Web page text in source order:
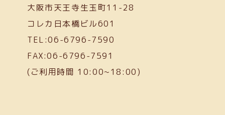
大阪市天王寺生玉町11-28
コレカ日本橋ビル601
TEL:06-6796-7590
FAX:06-6796-7591
(ご利用時間 10:00~18:00)